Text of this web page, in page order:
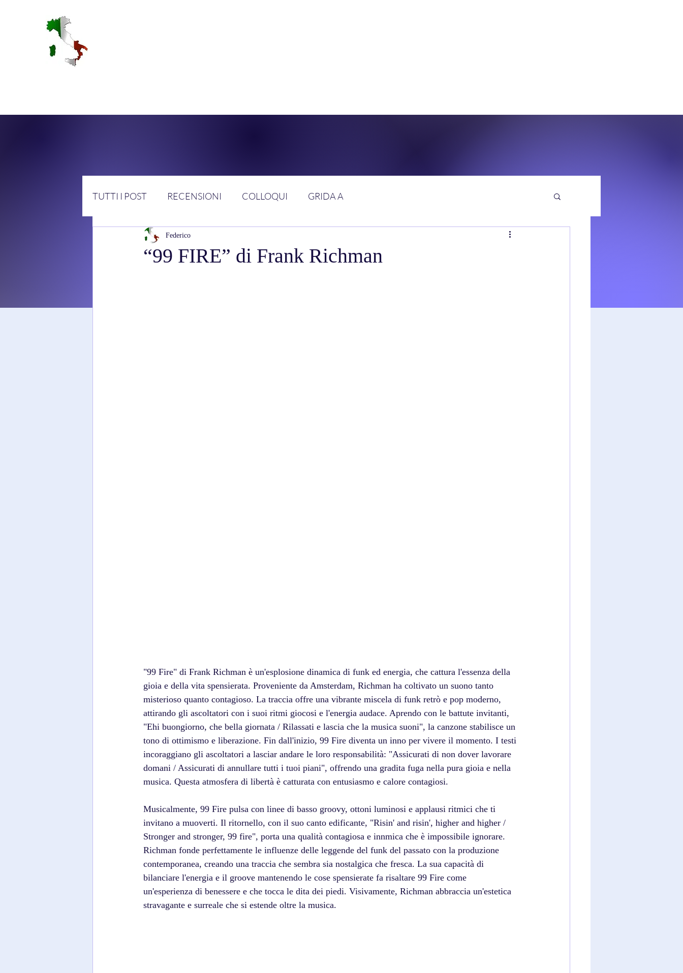
TUTTI I POST RECENSIONI COLLOQUI GRIDA A
“99 FIRE” di Frank Richman
Federico
"99 Fire" di Frank Richman è un'esplosione dinamica di funk ed energia, che cattura l'essenza della
gioia e della vita spensierata. Proveniente da Amsterdam, Richman ha coltivato un suono tanto
misterioso quanto contagioso. La traccia offre una vibrante miscela di funk retrò e pop moderno,
attirando gli ascoltatori con i suoi ritmi giocosi e l'energia audace. Aprendo con le battute invitanti,
"Ehi buongiorno, che bella giornata / Rilassati e lascia che la musica suoni", la canzone stabilisce un
tono di ottimismo e liberazione. Fin dall'inizio, 99 Fire diventa un inno per vivere il momento. I testi
incoraggiano gli ascoltatori a lasciar andare le loro responsabilità: "Assicurati di non dover lavorare
domani / Assicurati di annullare tutti i tuoi piani", offrendo una gradita fuga nella pura gioia e nella
musica. Questa atmosfera di libertà è catturata con entusiasmo e calore contagiosi.
Musicalmente, 99 Fire pulsa con linee di basso groovy, ottoni luminosi e applausi ritmici che ti
invitano a muoverti. Il ritornello, con il suo canto edificante, "Risin' and risin', higher and higher /
Stronger and stronger, 99 fire", porta una qualità contagiosa e innmica che è impossibile ignorare.
Richman fonde perfettamente le influenze delle leggende del funk del passato con la produzione
contemporanea, creando una traccia che sembra sia nostalgica che fresca. La sua capacità di
bilanciare l'energia e il groove mantenendo le cose spensierate fa risaltare 99 Fire come
un'esperienza di benessere e che tocca le dita dei piedi. Visivamente, Richman abbraccia un'estetica
stravagante e surreale che si estende oltre la musica.